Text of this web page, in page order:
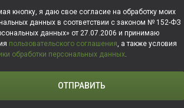
кнопку, я даю свое согласие на обработку моих
данных в соответствии с законом № 152-ФЗ
данных» от 27.07.2006 и принимаю
пользовательского соглашения, а также условия
обработки персональных данных.
ОТПРАВИТЬ